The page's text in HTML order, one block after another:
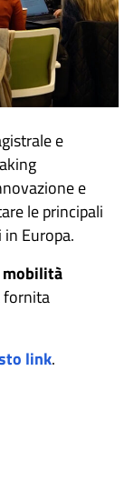
e
e
le principali
Europa.
mobilità
fornita
link.